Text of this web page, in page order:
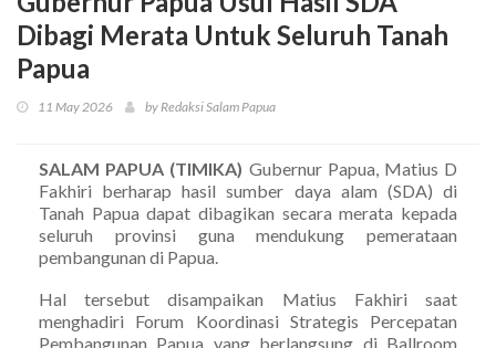
Dibagi Merata Untuk Seluruh Tanah
Papua
11 May 2026 by Redaksi Salam Papua
SALAM PAPUA (TIMIKA) Gubernur Papua, Matius D
Fakhiri berharap hasil sumber daya alam (SDA) di
Tanah Papua dapat dibagikan secara merata kepada
seluruh provinsi guna mendukung pemerataan
pembangunan di Papua.
Hal tersebut disampaikan Matius Fakhiri saat
menghadiri Forum Koordinasi Strategis Percepatan
Pembangunan Papua yang berlangsung di Ballroom